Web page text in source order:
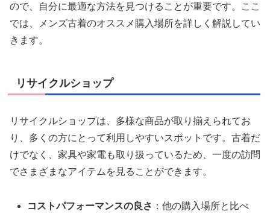
ので、自分に最適な方法を見つけることが重要です。ここ
では、メンズ古着のオススメ購入場所を詳しく解説してい
きます。
リサイクルショップ
リサイクルショップは、多様な商品が取り揃えられてお
り、多くの方にとって利用しやすいスポットです。古着だ
けでなく、家具や家電も取り扱っているため、一度の訪問
でさまざまなアイテムを見ることができます。
コストパフォーマンスの良さ ：他の購入場所と比べ